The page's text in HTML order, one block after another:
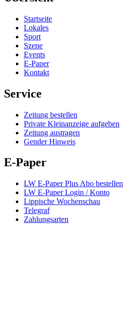
Startseite
Lokales
Sport
Szene
Events
E-Paper
Kontakt
Service
Zeitung bestellen
Private Kleinanzeige aufgeben
Zeitung austragen
Gender Hinweis
E-Paper
LW E-Paper Plus Abo bestellen
LW E-Paper Login / Konto
Lippische Wochenschau
Telegraf
Zahlungsarten